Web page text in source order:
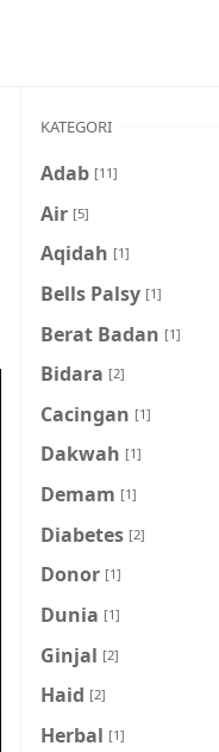
KATEGORI
Adab [11]
Air [5]
Aqidah [1]
Bells Palsy [1]
Berat Badan [1]
Bidara [2]
Cacingan [1]
Dakwah [1]
Demam [1]
Diabetes [2]
Donor [1]
Dunia [1]
Ginjal [2]
Haid [2]
Herbal [1]